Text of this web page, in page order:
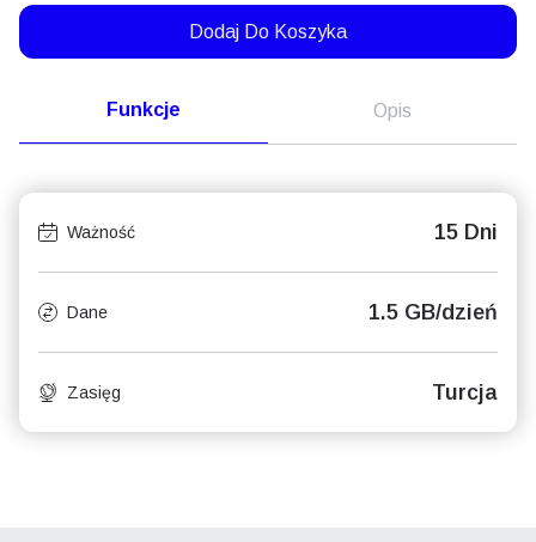
Dodaj Do Koszyka
Funkcje Opis
Ważność 15 Dni
Dane 1.5 GB/dzień
Zasięg Turcja